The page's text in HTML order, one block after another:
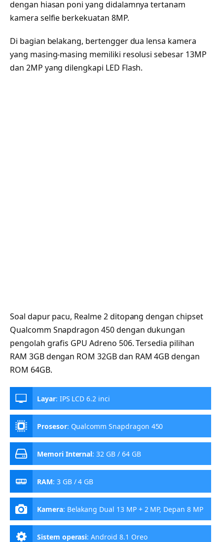
dengan hiasan poni yang didalamnya tertanam
kamera selfie berkekuatan 8MP.
Di bagian belakang, bertengger dua lensa kamera
yang masing-masing memiliki resolusi sebesar 13MP
dan 2MP yang dilengkapi LED Flash.
Soal dapur pacu, Realme 2 ditopang dengan chipset
Qualcomm Snapdragon 450 dengan dukungan
pengolah grafis GPU Adreno 506. Tersedia pilihan
RAM 3GB dengan ROM 32GB dan RAM 4GB dengan
ROM 64GB.
Layar: IPS LCD 6.2 inci
Prosesor: Qualcomm Snapdragon 450
Memori Internal:32 GB / 64 GB
RAM: 3 GB / 4 GB
Kamera: Belakang Dual 13 MP + 2 MP, Depan 8 MP
Sistem operasi:Android 8.1 Oreo